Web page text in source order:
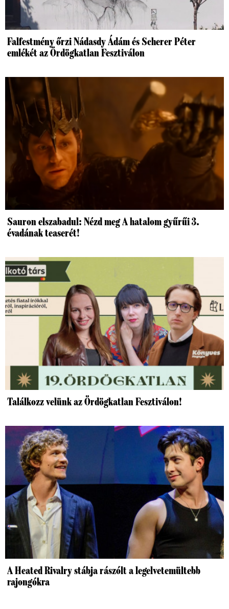
Falfestmény őrzi Nádasdy Ádám és Scherer Péter
emlékét az Ördögkatlan Fesztiválon
Sauron elszabadul: Nézd meg A hatalom gyűrűi 3.
évadának teaserét!
Találkozz velünk az Ördögkatlan Fesztiválon!
A Heated Rivalry stábja rászólt a legelvetemültebb
rajongókra